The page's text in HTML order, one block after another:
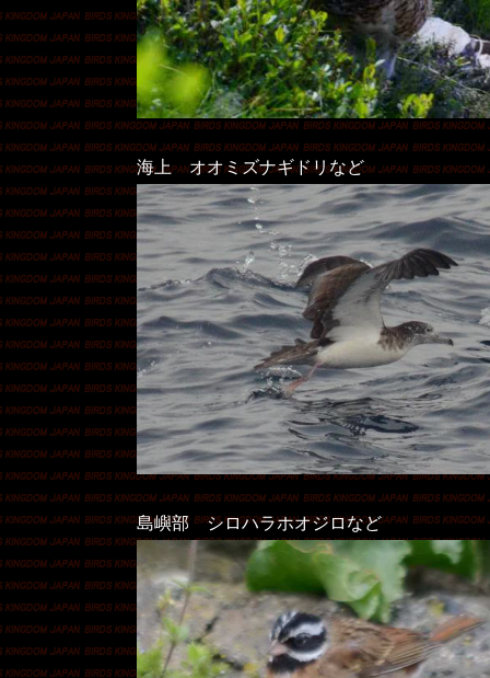
島嶼部 シロハラホオジロなど
海上 オオミズナギドリなど